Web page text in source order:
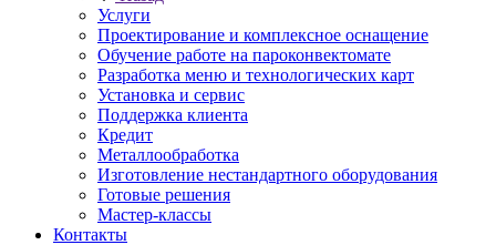
Услуги
Проектирование и комплексное оснащение
Обучение работе на пароконвектомате
Разработка меню и технологических карт
Установка и сервис
Поддержка клиента
Кредит
Металлообработка
Изготовление нестандартного оборудования
Готовые решения
Мастер-классы
Контакты